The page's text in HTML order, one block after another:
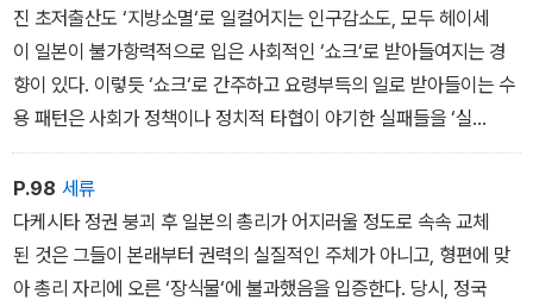
진 초저출산도 ‘지방소멸‘로 일컬어지는 인구감소도, 모두 헤이세
이 일본이 불가항력적으로 입은 사회적인 ‘쇼크‘로 받아들여지는 경
향이 있다. 이렇듯 ‘쇼크‘로 간주하고 요령부득의 일로 받아들이는 수
용 패턴은 사회가 정책이나 정치적 타협이 야기한 실패들을 ‘실
패‘로 인식하며 그 구조적 문맥을 정면에서 응시하는 것을 곤란하
게 만들고 있는 것이다.
P.98 세류
다케시타 정권 붕괴 후 일본의 총리가 어지러울 정도로 속속 교체
된 것은 그들이 본래부터 권력의 실질적인 주체가 아니고, 형편에 맞
아 총리 자리에 오른 ‘장식물‘에 불과했음을 입증한다. 당시, 정국